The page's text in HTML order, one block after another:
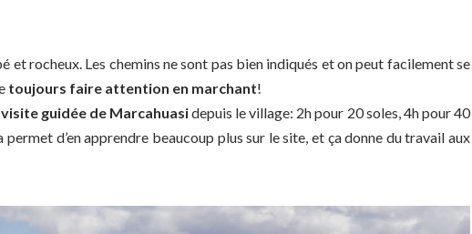
et rocheux. Les chemins ne sont pas bien indiqués et on peut facilement se
toujours faire attention en marchant!
visite guidée de Marcahuasidepuis le village: 2h pour 20 soles, 4h pour 40
permet d’en apprendre beaucoup plus sur le site, et ça donne du travail aux